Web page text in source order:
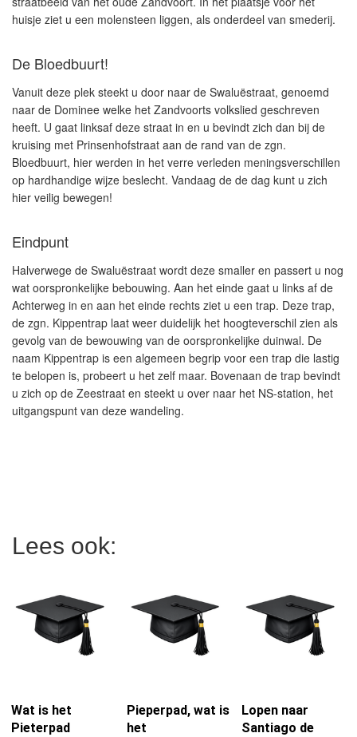
huisje ziet u een molensteen liggen, als onderdeel van smederij.
De Bloedbuurt!
Vanuit deze plek steekt u door naar de Swaluëstraat, genoemd
naar de Dominee welke het Zandvoorts volkslied geschreven
heeft. U gaat linksaf deze straat in en u bevindt zich dan bij de
kruising met Prinsenhofstraat aan de rand van de zgn.
Bloedbuurt, hier werden in het verre verleden meningsverschillen
op hardhandige wijze beslecht. Vandaag de de dag kunt u zich
hier veilig bewegen!
Eindpunt
Halverwege de Swaluëstraat wordt deze smaller en passert u nog
wat oorspronkelijke bebouwing. Aan het einde gaat u links af de
Achterweg in en aan het einde rechts ziet u een trap. Deze trap,
de zgn. Kippentrap laat weer duidelijk het hoogteverschil zien als
gevolg van de bewouwing van de oorspronkelijke duinwal. De
naam Kippentrap is een algemeen begrip voor een trap die lastig
te belopen is, probeert u het zelf maar. Bovenaan de trap bevindt
u zich op de Zeestraat en steekt u over naar het NS-station, het
uitgangspunt van deze wandeling.
Lees ook:
Wat is het
Pieterpad
Pieperpad, wat is
het
Lopen naar
Santiago de